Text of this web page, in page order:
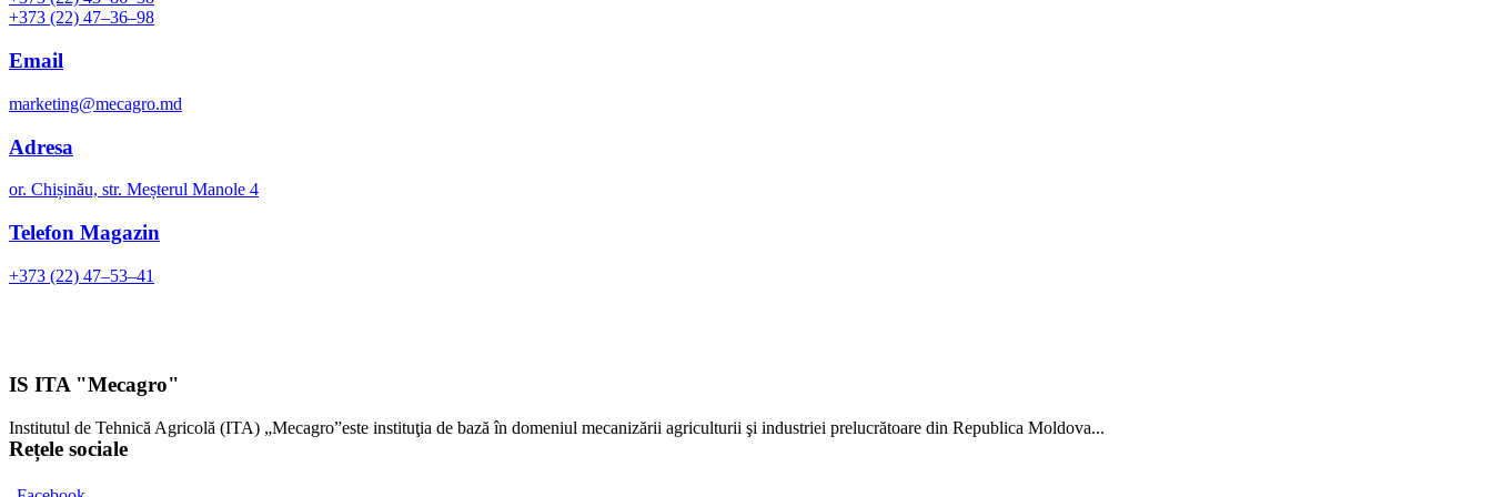
+373 (22) 47–36–98
Email
marketing@mecagro.md
Adresa
or. Chișinău, str. Meșterul Manole 4
Telefon Magazin
+373 (22) 47–53–41
IS ITA "Mecagro"
Institutul de Tehnică Agricolă (ITA) „Mecagro”este instituţia de bază în domeniul mecanizării agriculturii şi industriei prelucrătoare din Republica Moldova...
Rețele sociale